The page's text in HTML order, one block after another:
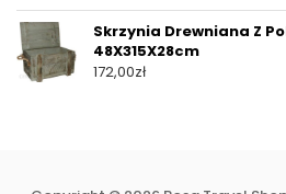
Skrzynia Drewniana Z
48X315X28cm
172,00zł